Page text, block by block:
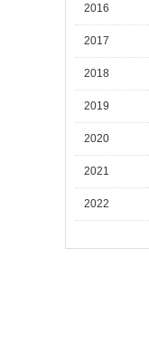
2016
2017
2018
2019
2020
2021
2022